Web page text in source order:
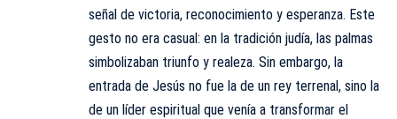
señal de victoria, reconocimiento y esperanza. Este
gesto no era casual: en la tradición judía, las palmas
simbolizaban triunfo y realeza. Sin embargo, la
entrada de Jesús no fue la de un rey terrenal, sino la
de un líder espiritual que venía a transformar el